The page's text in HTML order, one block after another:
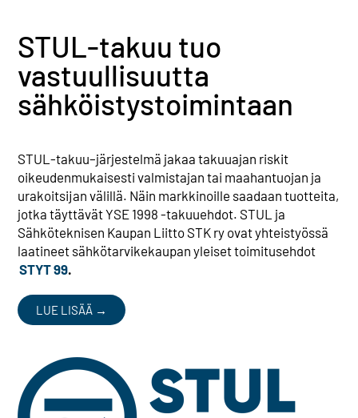
STUL-takuu tuo
vastuullisuutta
sähköistys­toimintaan
STUL-takuu–järjestelmä jakaa takuuajan riskit
oikeudenmukaisesti valmistajan tai maahantuojan ja
urakoitsijan välillä. Näin markkinoille saadaan tuotteita,
jotka täyttävät YSE 1998 -takuuehdot. STUL ja
Sähköteknisen Kaupan Liitto STK ry ovat yhteistyössä
laatineet sähkötarvikekaupan yleiset toimitusehdot
STYT 99.
LUE LISÄÄ →